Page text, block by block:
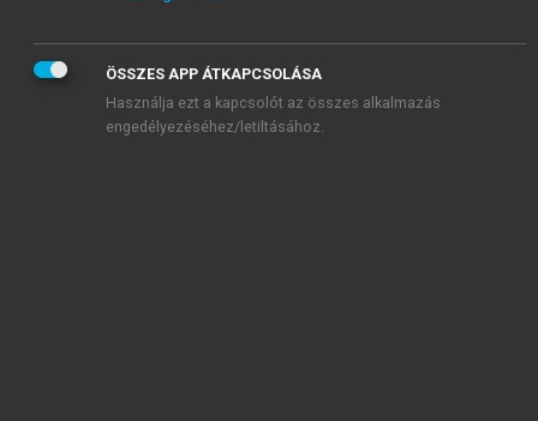
KIPRÓBÁLOM
ÖSSZES APP ÁTKAPCSOLÁSA
Használja ezt a kapcsolót az összes alkalmazás
engedélyezéséhez/letiltásához.